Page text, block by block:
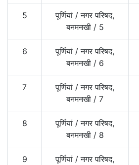
5 पूर्णियां /नगर परिषद,
बनमनखी / 5
6 पूर्णियां /नगर परिषद,
बनमनखी / 6
7 पूर्णियां /नगर परिषद,
बनमनखी / 7
8 पूर्णियां /नगर परिषद,
बनमनखी / 8
9 पूर्णियां /नगर परिषद,